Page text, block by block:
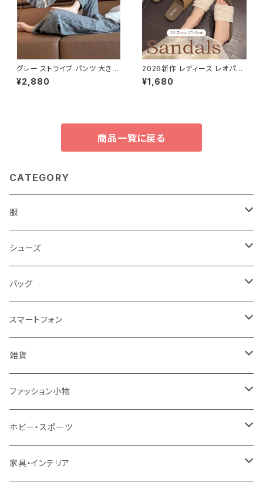
グレー ストライブ パンツ 大きい
サイズ ゆったり 綿麻 パンツ 春
夏 秋 リラックス 快適
¥2,880
2026新作 レディース レオパー
ドサンダル 歩きやすい 幅広 フラ
ット 夏サンダル ぺたんこ 楽ちん
¥1,680
商品一覧に戻る
CATEGORY
服
レディース
トップス
コート・ジャケット
インナーウェア・ルームウェア
メンズ
バッグ
帽子
キッズ＆ベビー
浴衣
シューズ
レディース
サンダル
スニーカー
メンズ
サンダル
キッズ＆ベビー
バッグ
レディース
メンズ
キッズ＆ベビー
スマートフォン
アクセサリ
ケース・カバー
ケーブル・アダプター
ケース
スタント
フィルム
雑貨
ガラス
タオル
キーホルダー
ファッション小物
サングラス・眼鏡
手芸・ハンドメイド用品
ホビー・スポーツ
アウトドア・キャンプ・登山
家具・インテリア